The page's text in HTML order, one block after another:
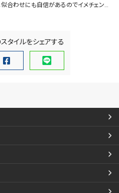
合わせにも自信があるのでイメチェンや
タイルをシェアする